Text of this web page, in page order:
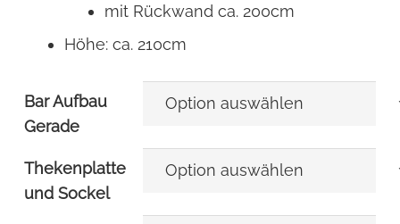
mit Rückwand ca. 200cm
Höhe: ca. 210cm
Bar Aufbau
Gerade
Thekenplatte
und Sockel